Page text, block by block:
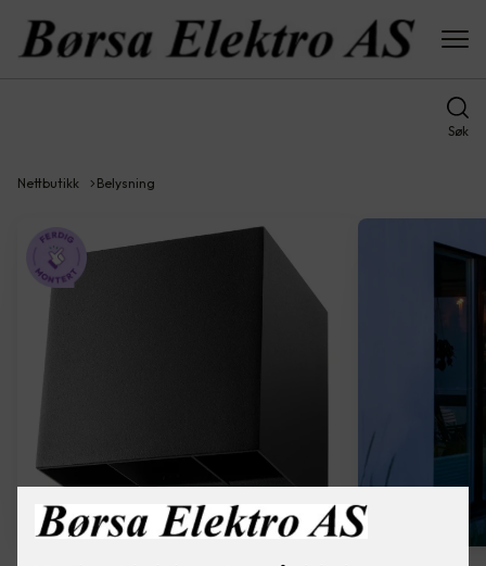
Søk
Nettbutikk Belysning